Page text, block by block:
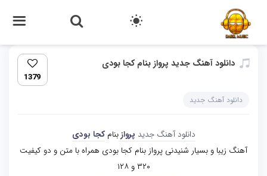
دانلود آهنگ جدید پرواز بنام کجا بودی
1379
دانلود آهنگ جدید
دانلود آهنگ جدید پروازبنامکجا بودی
آهنگ زیبا و بسیار شنیدنی پرواز بنام کجا بودی همراه با متن و دو کیفیت
۳۲۰ و ۱۲۸